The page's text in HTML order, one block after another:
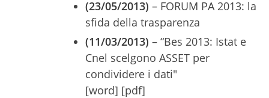
(23/05/2013) – FORUM PA 2013: la
sfida della trasparenza
(11/03/2013) – “Bes 2013: Istat e
Cnel scelgono ASSET per
condividere i dati"
[word] [pdf]